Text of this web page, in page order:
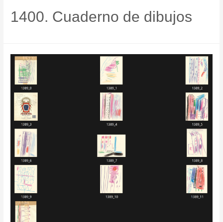
1400. Cuaderno de dibujos